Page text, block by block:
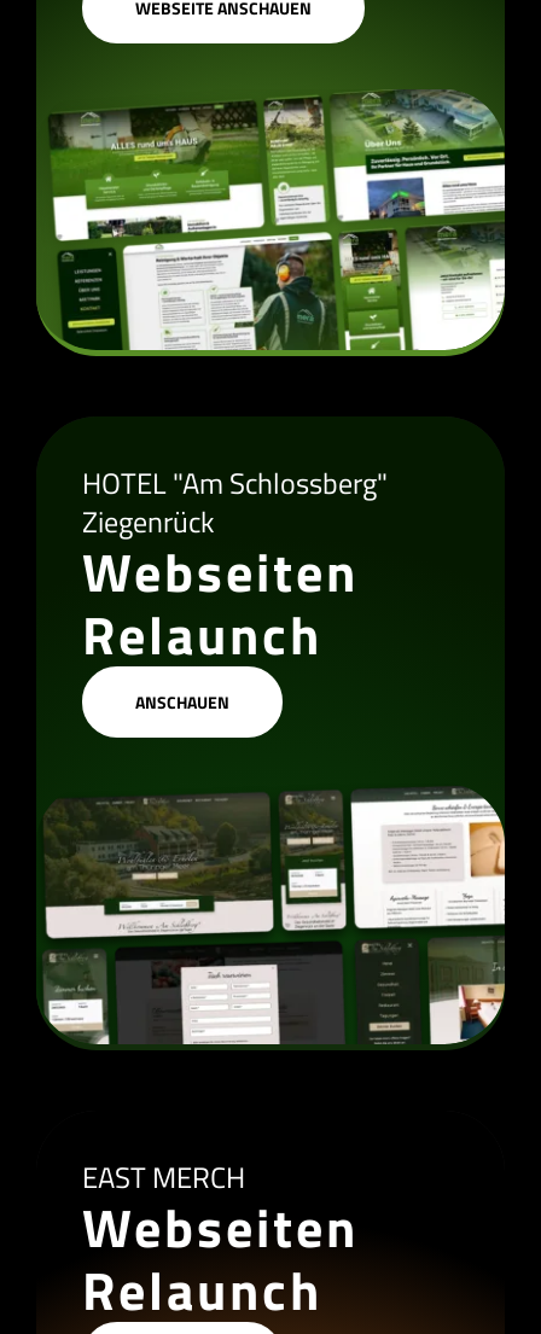
WEBSEITE ANSCHAUEN
HOTEL "Am Schlossberg"
Ziegenrück
Webseiten
Relaunch
ANSCHAUEN
EAST MERCH
Webseiten
Relaunch